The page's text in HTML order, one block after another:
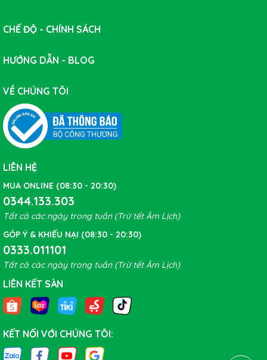
CHẾ ĐỘ - CHÍNH SÁCH
HƯỚNG DẪN - BLOG
VỀ CHÚNG TÔI
LIÊN HỆ
MUA ONLINE (08:30 - 20:30)
0344.133.303
Tất cả các ngày trong tuần (Trừ tết Âm Lịch)
GÓP Ý & KHIẾU NẠI (08:30 - 20:30)
0333.011101
Tất cả các ngày trong tuần (Trừ tết Âm Lịch)
LIÊN KẾT SÀN
KẾT NỐI VỚI CHÚNG TÔI: